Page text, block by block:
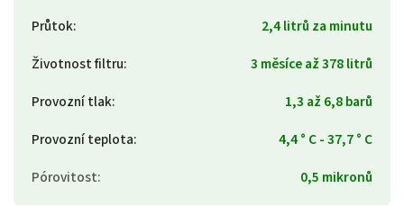
Průtok:
2,4 litrů za minutu
Životnost filtru:
3 měsíce až 378 litrů
Provozní tlak:
1,3 až 6,8 barů
Provozní teplota:
4,4 ° C - 37,7 ° C
Pórovitost: 0,5 mikronů